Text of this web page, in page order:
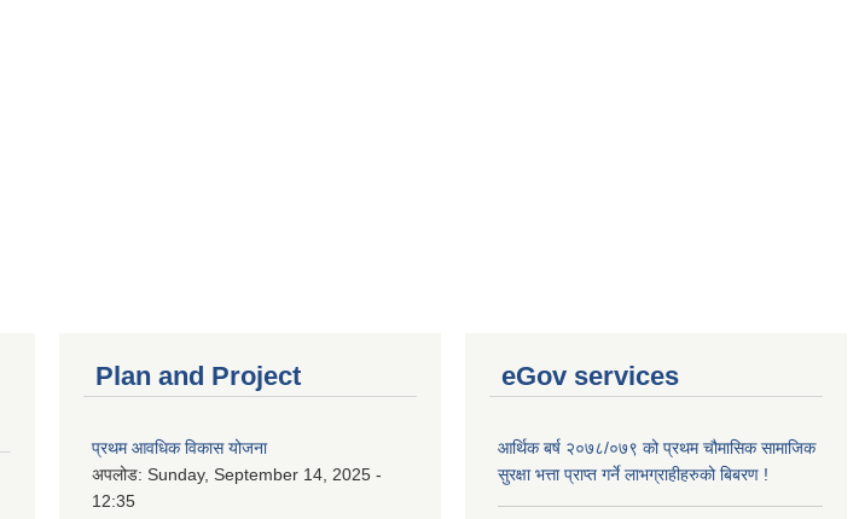
Plan and Project
प्रथम आवधिक विकास योजना
अपलोड: Sunday, September 14, 2025 -
12:35
eGov services
आर्थिक बर्ष २०७८/०७९ को प्रथम चौमासिक सामाजिक
सुरक्षा भत्ता प्राप्त गर्ने लाभग्राहीहरुको बिबरण !